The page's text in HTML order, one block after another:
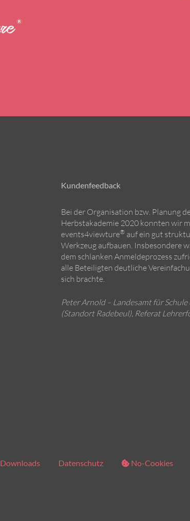
Kundenfeedback
Bei der Organisation bzw. Planung
Herbstakademie 2020 konnten wir
events4viewture® auf ein gut
Werkzeug aufbauen. Insbesondere
dem schlanken Anmeldeprozess
alle Beteiligten deutliche
sich brachte.
Peter Arnold – Landesamt für
(Standort Radebeul), Referat
Downloads Datenschutz No-Cookies